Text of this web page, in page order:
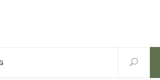
Rua Doutor Alexandre Gutierrez,826